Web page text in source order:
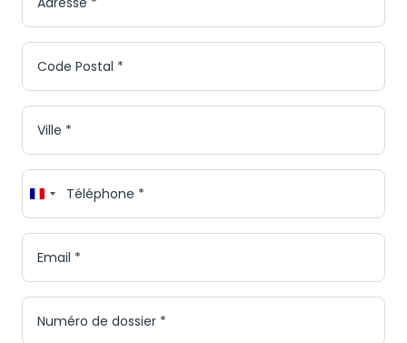
Code
Postal*
Ville*
Téléphone*
France
+33
E-
mail*
Numéro
de
dossier